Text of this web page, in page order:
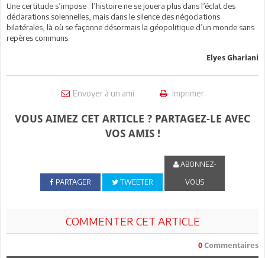
Une certitude s’impose : l’histoire ne se jouera plus dans l’éclat des
déclarations solennelles, mais dans le silence des négociations
bilatérales, là où se façonne désormais la géopolitique d’un monde sans
repères communs.
Elyes Ghariani
Envoyer à un ami Imprimer
VOUS AIMEZ CET ARTICLE ? PARTAGEZ-LE AVEC
VOS AMIS !
PARTAGER TWEETER
ABONNEZ-
VOUS
COMMENTER CET ARTICLE
0 Commentaires